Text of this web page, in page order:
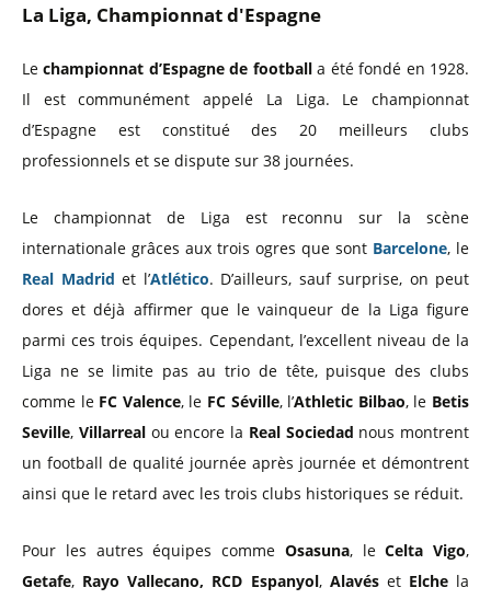
La Liga, Championnat d'Espagne
Lechampionnat d’Espagne de footballa été fondé en 1928.
Il est communément appelé La Liga. Le championnat
d’Espagne est constitué des 20 meilleurs clubs
professionnels et se dispute sur 38 journées.
Le championnat de Liga est reconnu sur la scène
internationale grâces aux trois ogres que sont Barcelone, le
Real Madrid et l’Atlético. D’ailleurs, sauf surprise, on peut
dores et déjà affirmer que le vainqueur de la Liga figure
parmi ces trois équipes. Cependant, l’excellent niveau de la
Liga ne se limite pas au trio de tête, puisque des clubs
comme le FC Valence, le FC Séville, l’Athletic Bilbao, le Betis
Seville, Villarrealou encore la Real Sociedad nous montrent
un football de qualité journée après journée et démontrent
ainsi que le retard avec les trois clubs historiques se réduit.
Pour les autres équipes comme Osasuna, leCelta Vigo,
Getafe, Rayo Vallecano, RCD Espanyol, Alavéset Elchela